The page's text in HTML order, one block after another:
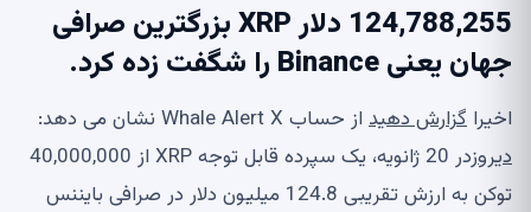
124,788,255 دلار XRP بزرگترین صرافی
جهان یعنی Binance را شگفت زده کرد.
اخیرا گزارش دهید از حساب Whale Alert X نشان می دهد:
دیروز
در 20 ژانویه، یک سپرده قابل توجه XRP از 40,000,000
توکن به ارزش تقریبی 124.8 میلیون دلار در صرافی بایننس